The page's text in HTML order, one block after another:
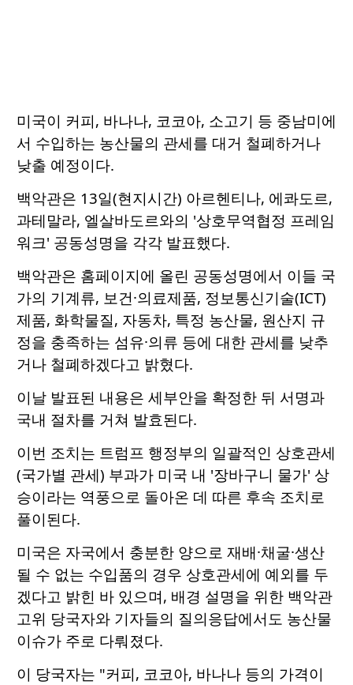
미국이 커피, 바나나, 코코아, 소고기 등 중남미에
서 수입하는 농산물의 관세를 대거 철폐하거나
낮출 예정이다.
백악관은 13일(현지시간) 아르헨티나, 에콰도르,
과테말라, 엘살바도르와의 '상호무역협정 프레임
워크' 공동성명을 각각 발표했다.
백악관은 홈페이지에 올린 공동성명에서 이들 국
가의 기계류, 보건·의료제품, 정보통신기술(ICT)
제품, 화학물질, 자동차, 특정 농산물, 원산지 규
정을 충족하는 섬유·의류 등에 대한 관세를 낮추
거나 철폐하겠다고 밝혔다.
이날 발표된 내용은 세부안을 확정한 뒤 서명과
국내 절차를 거쳐 발효된다.
이번 조치는 트럼프 행정부의 일괄적인 상호관세
(국가별 관세) 부과가 미국 내 '장바구니 물가' 상
승이라는 역풍으로 돌아온 데 따른 후속 조치로
풀이된다.
미국은 자국에서 충분한 양으로 재배·채굴·생산
될 수 없는 수입품의 경우 상호관세에 예외를 두
겠다고 밝힌 바 있으며, 배경 설명을 위한 백악관
고위 당국자와 기자들의 질의응답에서도 농산물
이슈가 주로 다뤄졌다.
이 당국자는 "커피, 코코아, 바나나 등의 가격이